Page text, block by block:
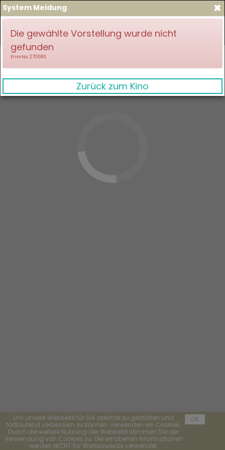
Um unsere Webseite für Sie optimal zu gestalten und
fortlaufend verbessern zu können, verwenden wir Cookies.
Durch die weitere Nutzung der Webseite stimmen Sie der
Verwendung von Cookies zu. Die erhobenen Informationen
werden NICHT für Werbezwecke verwendet.
OK
×
System Meldung
Die gewählte Vorstellung wurde nicht
gefunden
ErrorNo. 270083
Zurück zum Kino